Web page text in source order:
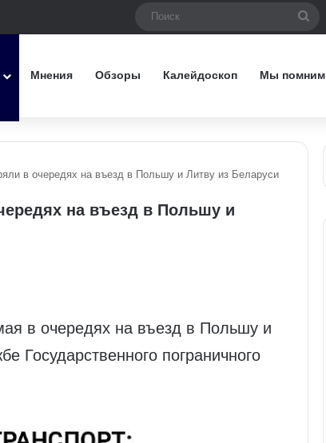
Мнения Обзоры Калейдоскоп Мы помним
в очередях на въезд в Польшу и Литву из Беларуси
на въезд в Польшу и
в очередях на въезд в Польшу и
Государственного пограничного